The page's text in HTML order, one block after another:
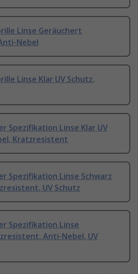
Linse Geräuchert
Nebel
Linse Klar UV Schutz,
Spezifikation Linse Klar UV
Kratzresistent
Spezifikation Linse Schwarz
UV Schutz
Spezifikation Linse
Anti-Nebel, UV